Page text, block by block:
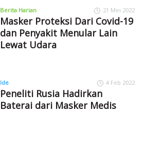
Berita Harian 21 Mei 2022
Masker Proteksi Dari Covid-19
dan Penyakit Menular Lain
Lewat Udara
Ide 4 Feb 2022
Peneliti Rusia Hadirkan
Baterai dari Masker Medis